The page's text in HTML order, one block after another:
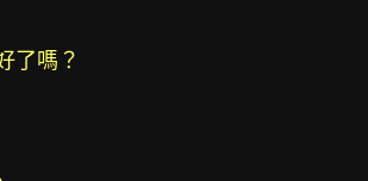
了嗎？